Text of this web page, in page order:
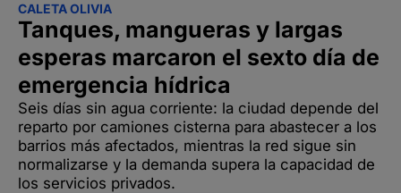
CALETA OLIVIA
Tanques, mangueras y largas
esperas marcaron el sexto día de
emergencia hídrica
Seis días sin agua corriente: la ciudad depende del
reparto por camiones cisterna para abastecer a los
barrios más afectados, mientras la red sigue sin
normalizarse y la demanda supera la capacidad de
los servicios privados.